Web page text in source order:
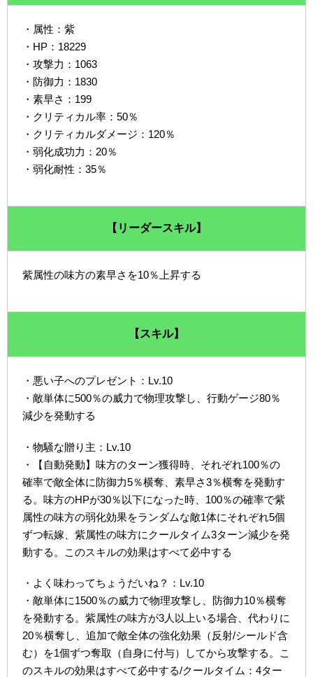
・属性：紫
・HP：18229
・攻撃力：1063
・防御力：1830
・素早さ：199
・クリティカル率：50％
・クリティカルダメージ：120％
・弱化成功力：20％
・弱化耐性：35％
【リーダースキル】
紫属性の味方の素早さを10％上昇する
【スキル】
・悪い子へのプレゼント：Lv.10
・敵単体に500％の威力で物理攻撃し、行動ゲージ80％
減少を発動する
・物騒な贈り主：Lv.10
・【自動発動】味方のターン獲得時、それぞれ100％の
確率で敵全体に防御力5％横奪、素早さ3％横奪を発動す
る。味方のHPが30％以下になった時、100％の確率で紫
属性の味方の弱化効果をランダムな敵1体にそれぞれ5個
ずつ転嫁、紫属性の味方にクールタイム3ターン減少を発
動する。このスキルの効果はすべて必中する
・よく味わってちょうだいね？：Lv.10
・敵単体に1500％の威力で物理攻撃し、防御力10％横奪
を発動する。紫属性の味方が3人以上いる場合、代わりに
20％横奪し、追加で敵全体の強化効果（反射/シールド含
む）を1個ずつ奪取（自身に付与）してから攻撃する。こ
のスキルの効果はすべて必中する/クールタイム：4ター